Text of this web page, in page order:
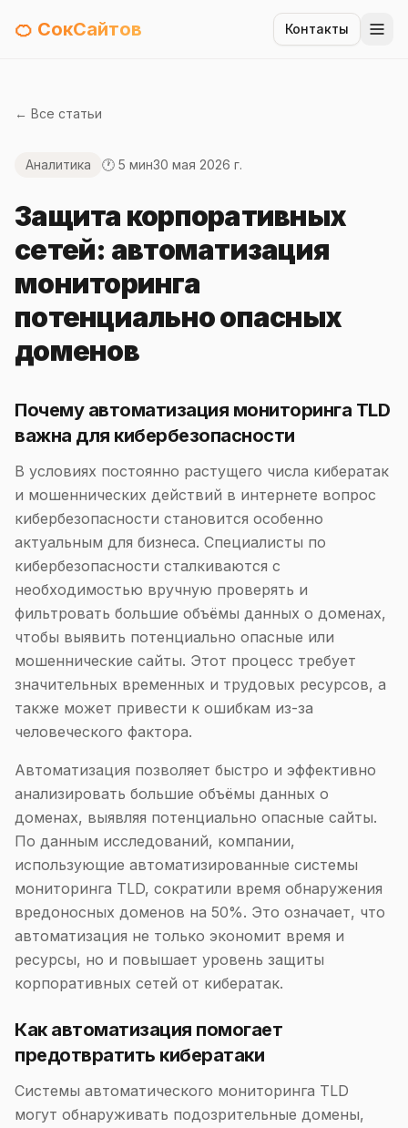
🍊 СокСайтов Контакты
← Все статьи
Аналитика 🕐 5 мин30 мая 2026 г.
Защита корпоративных
сетей: автоматизация
мониторинга
потенциально опасных
доменов
Почему автоматизация мониторинга TLD
важна для кибербезопасности
В условиях постоянно растущего числа кибератак
и мошеннических действий в интернете вопрос
кибербезопасности становится особенно
актуальным для бизнеса. Специалисты по
кибербезопасности сталкиваются с
необходимостью вручную проверять и
фильтровать большие объёмы данных о доменах,
чтобы выявить потенциально опасные или
мошеннические сайты. Этот процесс требует
значительных временных и трудовых ресурсов, а
также может привести к ошибкам из-за
человеческого фактора.
Автоматизация позволяет быстро и эффективно
анализировать большие объёмы данных о
доменах, выявляя потенциально опасные сайты.
По данным исследований, компании,
использующие автоматизированные системы
мониторинга TLD, сократили время обнаружения
вредоносных доменов на 50%. Это означает, что
автоматизация не только экономит время и
ресурсы, но и повышает уровень защиты
корпоративных сетей от кибератак.
Как автоматизация помогает
предотвратить кибератаки
Системы автоматического мониторинга TLD
могут обнаруживать подозрительные домены,